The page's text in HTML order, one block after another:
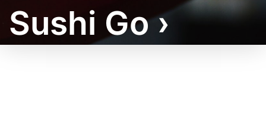
Sushi Go ›